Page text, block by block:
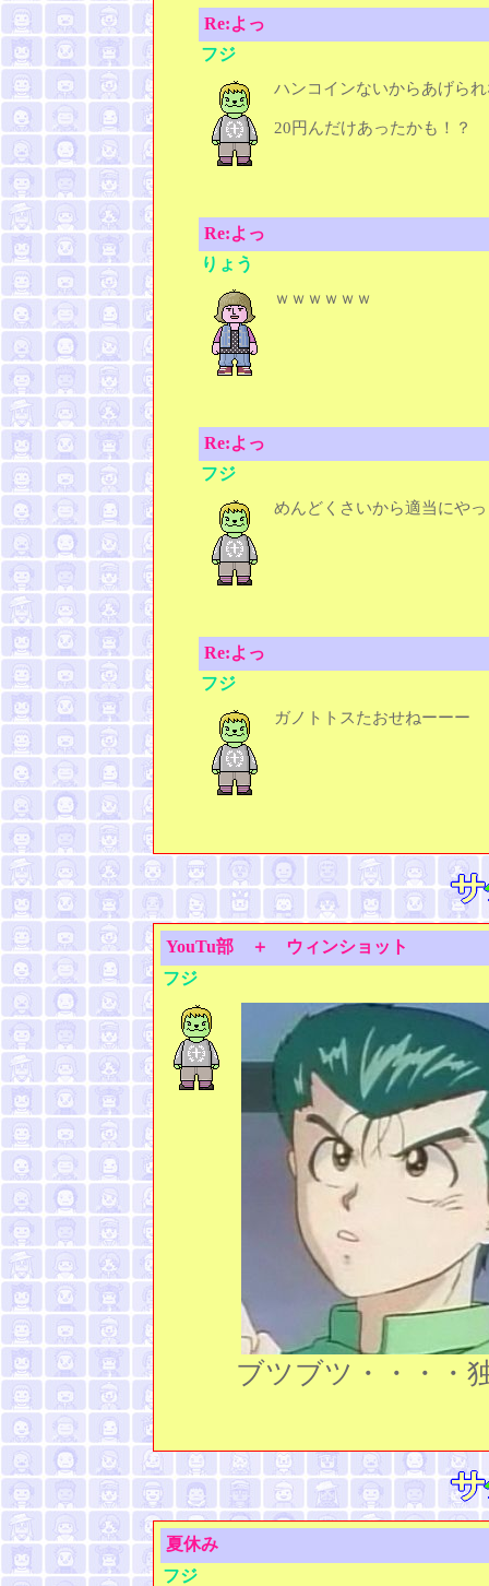
Re:よっ
フジ
ハンコインないからあげら
20円んだけあったかも！？
Re:よっ
りょう
ｗｗｗｗｗｗ
Re:よっ
フジ
めんどくさいから適当にや
Re:よっ
フジ
ガノトトスたおせねーーー
YouTu部 ＋ ウィンショット
フジ
ブツブツ・・・・
夏休み
フジ